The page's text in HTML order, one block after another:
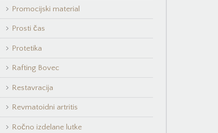
Promocijski material
Prosti čas
Protetika
Rafting Bovec
Restavracija
Revmatoidni artritis
Ročno izdelane lutke